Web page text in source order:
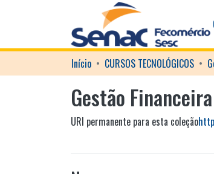
Início CURSOS TECNOLÓGICOS
Gestão Financeira
URI permanente para esta coleção